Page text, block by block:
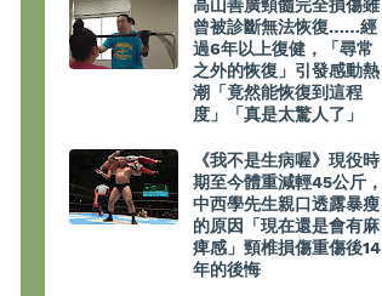
高山善廣頸髓完全損傷雖
曾被診斷無法恢復……經
過6年以上復健，「尋常
之外的恢復」引發感動熱
潮「竟然能恢復到這程
度」「真是太驚人了」
《我不是生病喔》現役時
期至今體重減輕45公斤，
中西學先生親口透露暴瘦
的原因「現在還是會有麻
痺感」頸椎損傷重傷後14
年的後悔